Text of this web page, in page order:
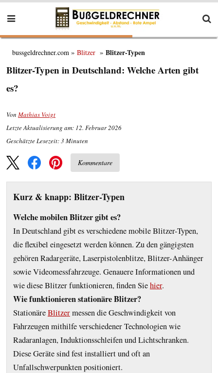
bussgeldrechner.com Blitzer Blitzer-Typen
Blitzer-Typen in Deutschland: Welche Arten gibt
es?
Von Mathias Voigt
Letzte Aktualisierung am: 12. Februar 2026
Geschätzte Lesezeit:3 Minuten
Kommentare
Kurz & knapp: Blitzer-Typen
Welche mobilen Blitzer gibt es?
In Deutschland gibt es verschiedene mobile Blitzer-Typen,
die flexibel eingesetzt werden können. Zu den gängigsten
gehören Radargeräte, Laserpistolenblitze, Blitzer-Anhänger
sowie Videomessfahrzeuge. Genauere Informationen und
wie diese Blitzer funktionieren, finden Siehier.
Wie funktionieren stationäre Blitzer?
StationäreBlitzermessen die Geschwindigkeit von
Fahrzeugen mithilfe verschiedener Technologien wie
Radaranlagen, Induktionsschleifen und Lichtschranken.
Diese Geräte sind fest installiert und oft an
Unfallschwerpunkten positioniert.